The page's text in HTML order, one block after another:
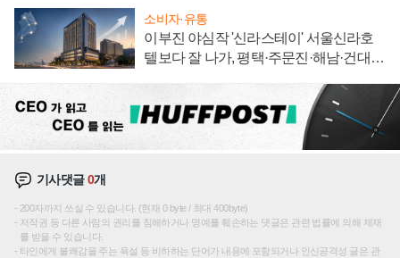
소비자·유통
이부진 야심작 '신라스테이' 서울신라호
텔보다 잘 나가, 평택·주문진·해남·건대로
기사댓글0개
200자까지 쓰실 수 있습니다. (현재 0 byte / 최대 400byte)
저작권 등 다른 사람의 권리를 침해하거나 명예를 훼손하는 댓글은 관련 법률에 의해 제재
를 받을 수 있습니다.
타인에게 불쾌감을 주는 욕설 등 비하하는 단어가 내용에 포함되거나 인신공격성 글은 관